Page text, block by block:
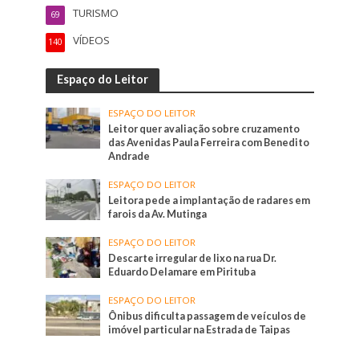
TURISMO
69
VÍDEOS
140
Espaço do Leitor
ESPAÇO DO LEITOR
Leitor quer avaliação sobre cruzamento
das Avenidas Paula Ferreira com Benedito
Andrade
ESPAÇO DO LEITOR
Leitora pede a implantação de radares em
farois da Av. Mutinga
ESPAÇO DO LEITOR
Descarte irregular de lixo na rua Dr.
Eduardo Delamare em Pirituba
ESPAÇO DO LEITOR
Ônibus dificulta passagem de veículos de
imóvel particular na Estrada de Taipas